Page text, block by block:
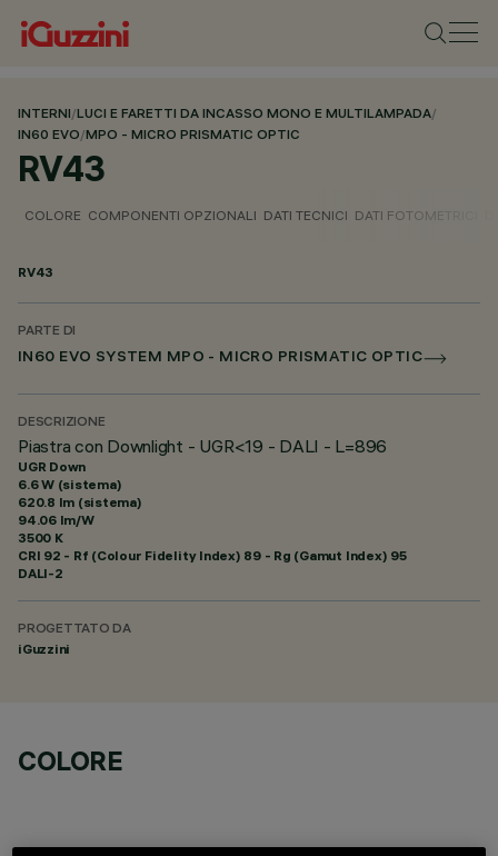
INTERNI/LUCI E FARETTI DA INCASSO MONO E MULTILAMPADA/
IN60 EVO/MPO - MICRO PRISMATIC OPTIC
RV43
COLORE COMPONENTI OPZIONALI DATI TECNICI DATI FOTOMETRICI
RV43
PARTE DI
IN60 EVO SYSTEM MPO - MICRO PRISMATIC OPTIC
DESCRIZIONE
Piastra con Downlight - UGR<19 - DALI - L=896
UGR Down
6.6 W (sistema)
620.8 lm (sistema)
94.06 lm/W
3500 K
CRI 92 - Rf (Colour Fidelity Index) 89 - Rg (Gamut Index) 95
DALI-2
PROGETTATO DA
iGuzzini
COLORE